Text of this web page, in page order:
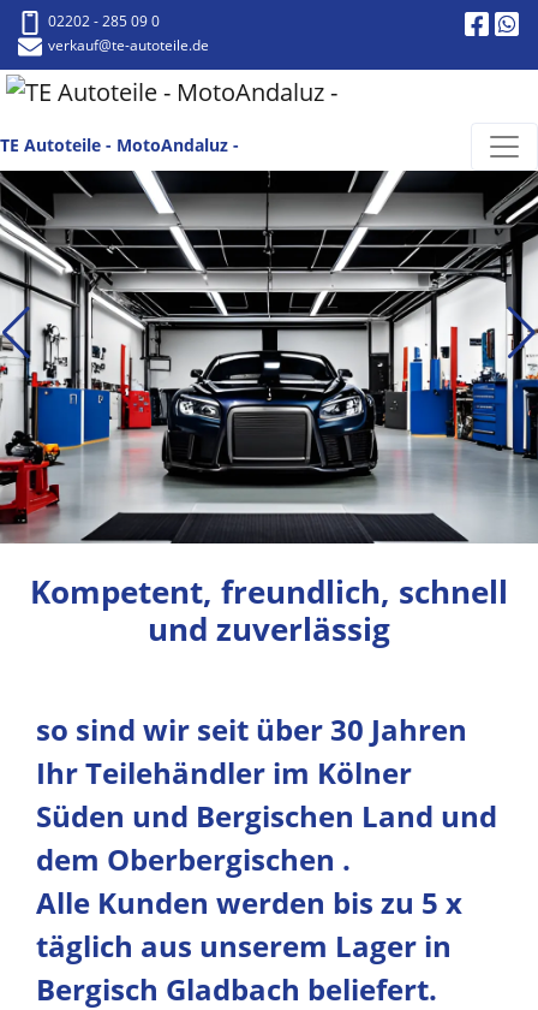
02202 - 285 09 0
verkauf@te-autoteile.de
TE Autoteile - MotoAndaluz -
Kompetent, freundlich, schnell
und zuverlässig
so sind wir seit über 30 Jahren
Ihr Teilehändler im Kölner
Süden und Bergischen Land und
dem Oberbergischen .
Alle Kunden werden bis zu 5 x
täglich aus unserem Lager in
Bergisch Gladbach beliefert.